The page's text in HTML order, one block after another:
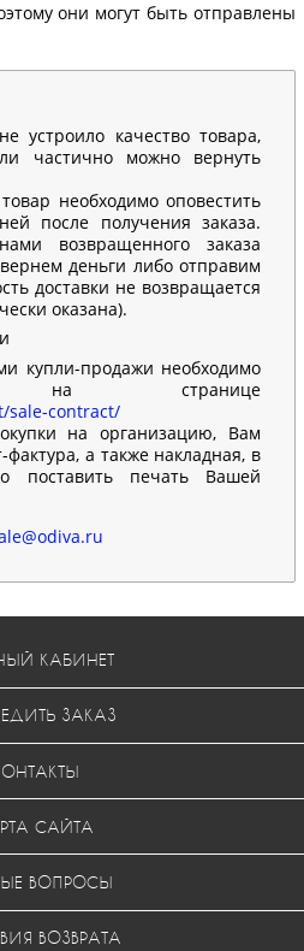
они могут быть отправлены
устроило качество товара,
частично можно вернуть
необходимо оповестить
после получения заказа.
возвращенного заказа
деньги либо отправим
доставки не возвращается
оказана).
купли-продажи необходимо
на странице
sale-contract/
на организацию, Вам
а также накладная, в
поставить печать Вашей
КАБИНЕТ
ЗАКАЗ
САЙТА
ВОПРОСЫ
ВОЗВРАТА